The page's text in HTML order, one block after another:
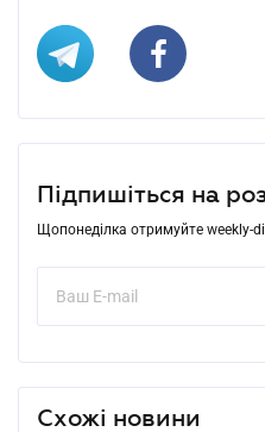
Підпишіться на
Щопонеділка отримуйте weekly-
Схожі новини